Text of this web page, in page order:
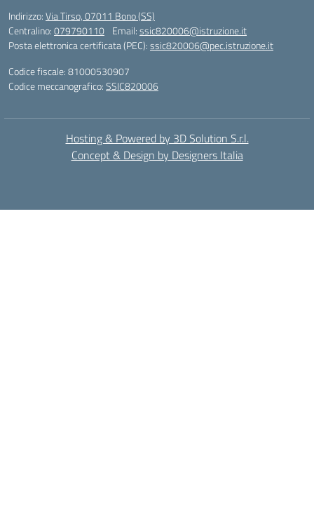
Indirizzo:Via Tirso, 07011 Bono (SS)
Centralino:079790110 Email:ssic820006@istruzione.it
Posta elettronica certificata (PEC):ssic820006@pec.istruzione.it
Codice fiscale: 81000530907
Codice meccanografico:SSIC820006
Hosting & Powered by 3D Solution S.r.l.
Concept & Design by Designers Italia